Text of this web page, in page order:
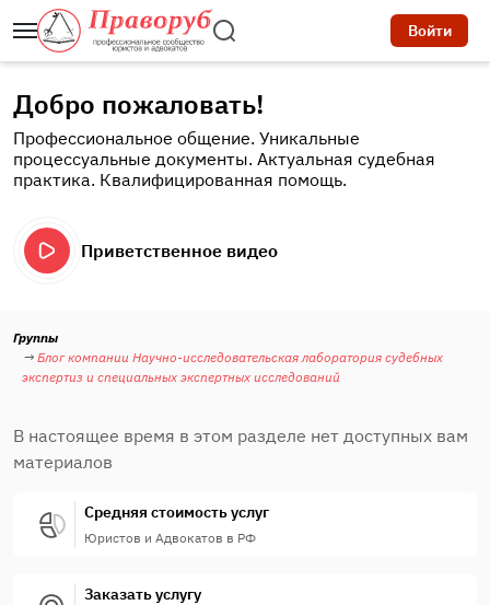
Войти
Добро пожаловать!
Профессиональное общение. Уникальные
процессуальные документы. Актуальная судебная
практика. Квалифицированная помощь.
Приветственное видео
Группы
Блог компании Научно-исследовательская лаборатория судебных
экспертиз и специальных экспертных исследований
В настоящее время в этом разделе нет доступных вам
материалов
Средняя стоимость услуг
Юристов и Адвокатов в РФ
Заказать услугу